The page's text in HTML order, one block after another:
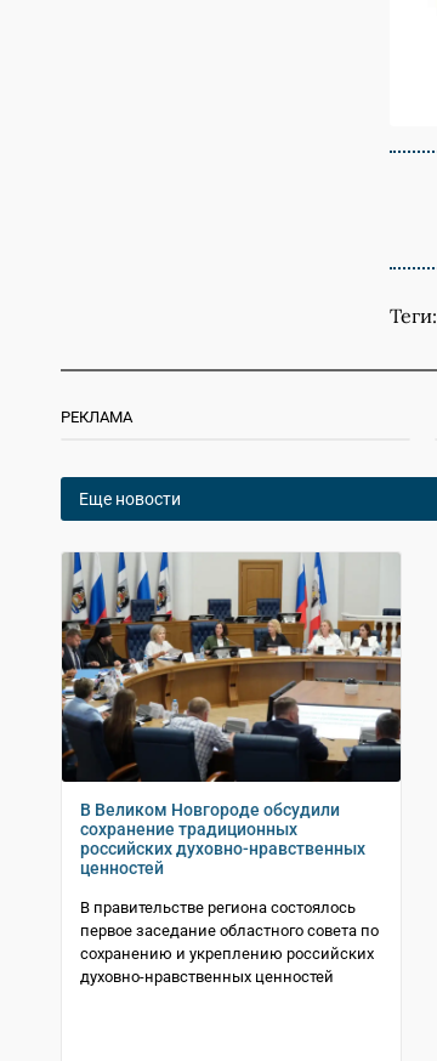
Теги:
РЕКЛАМА
Еще новости
В Великом Новгороде обсудили
сохранение традиционных
российских духовно-нравственных
ценностей
В правительстве региона состоялось
первое заседание областного совета по
сохранению и укреплению российских
духовно-нравственных ценностей